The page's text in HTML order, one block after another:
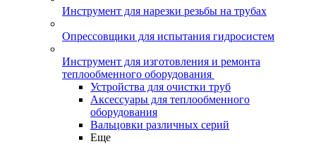
Инструмент для нарезки резьбы на трубах
Опрессовщики для испытания гидросистем
Инструмент для изготовления и ремонта
теплообменного оборудования
Устройства для очистки труб
Аксессуары для теплообменного
оборудования
Вальцовки различных серий
Еще